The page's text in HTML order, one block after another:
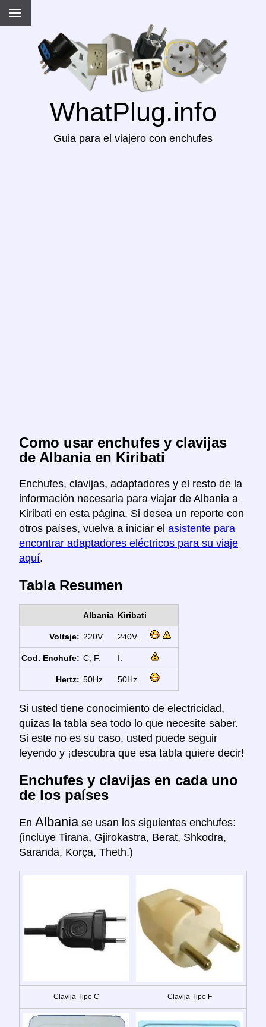
WhatPlug.info
Guia para el viajero con enchufes
Como usar enchufes y clavijas
de Albania en Kiribati
Enchufes, clavijas, adaptadores y el resto de la
información necesaria para viajar de Albania a
Kiribati en esta página. Si desea un reporte con
otros países, vuelva a iniciar el asistente para
encontrar adaptadores eléctricos para su viaje
aquí.
Tabla Resumen
Albania Kiribati
Voltaje: 220V. 240V.
Cod. Enchufe: C, F. I.
Hertz: 50Hz. 50Hz.
Si usted tiene conocimiento de electricidad,
quizas la tabla sea todo lo que necesite saber.
Si este no es su caso, usted puede seguir
leyendo y ¡descubra que esa tabla quiere decir!
Enchufes y clavijas en cada uno
de los países
En Albania se usan los siguientes enchufes:
(incluye Tirana, Gjirokastra, Berat, Shkodra,
Saranda, Korça, Theth.)
Clavija Tipo C Clavija Tipo F